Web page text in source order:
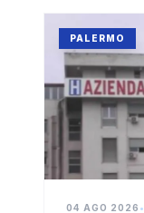
PALERMO
04 AGO 2026 •